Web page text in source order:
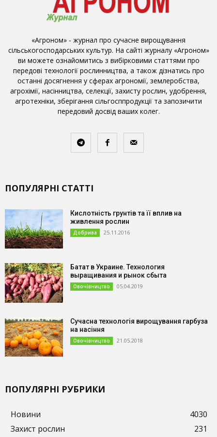
«Агроном» - журнал про сучасне вирощування
сільськогосподарських культур. На сайті журналу «Агроном»
ви можете ознайомитись з вибірковими статтями про
передові технології рослинництва, а також дізнатись про
останні досягнення у сферах агрономії, землеробства,
агрохімії, насінництва, селекції, захисту рослин, удобрення,
агротехніки, зберігання сільгосппродукції та запозичити
передовий досвід ваших колег.
ПОПУЛЯРНІ СТАТТІ
Кислотність грунтів та її вплив на
живлення рослин
Добрива 25.11.2016
Батат в Украине. Технология
выращивания и рынок сбыта
Овочівництво 05.04.2019
Сучасна технологія вирощування гарбуза
на насіння
Овочівництво 21.05.2018
ПОПУЛЯРНІ РУБРИКИ
Новини
4030
Захист рослин
231